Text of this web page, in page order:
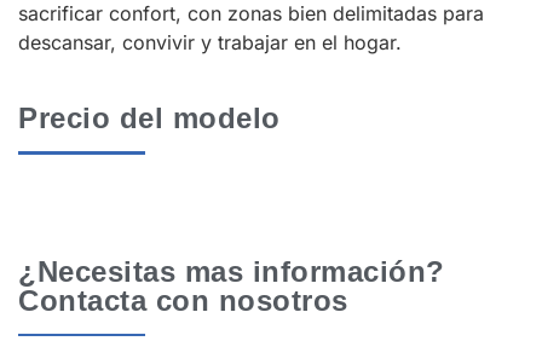
sacrificar confort, con zonas bien delimitadas para
descansar, convivir y trabajar en el hogar.
Precio del modelo
¿Necesitas mas información?
Contacta con nosotros